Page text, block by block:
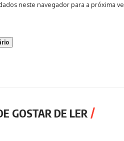
neste navegador para a próxima
GOSTAR DE LER